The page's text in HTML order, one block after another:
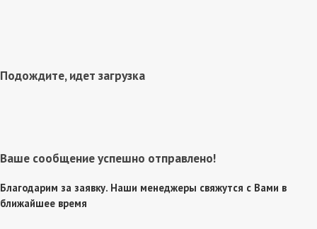
Подождите, идет загрузка
Ваше сообщение успешно отправлено!
Благодарим за заявку. Наши менеджеры свяжутся с Вами в
ближайшее время